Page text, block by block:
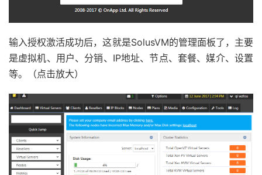
输入授权激活成功后，这就是SolusVM的管理面板了，主要
是虚拟机、用户、分销、IP地址、节点、套餐、媒介、设置
等。（点击放大）